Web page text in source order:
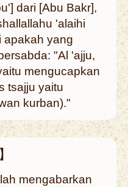
dari [Abu Bakr],
'alaihi
apakah yang
"Al 'ajju,
mengucapkan
tsajju yaitu
kurban)."
mengabarkan